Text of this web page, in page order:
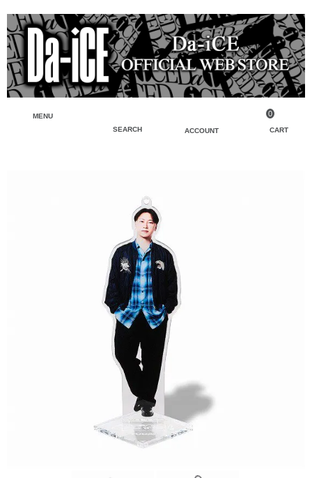
MENU
SEARCH
ACCOUNT CART
0
パーカー・スウェット・ブルゾン
キーホルダー・チャーム
アクリルスタンド・アクセサリー・帽子
缶バッジ・ステッカー
生活雑貨・菓子・ゲーム